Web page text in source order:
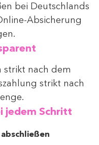
bei Deutschlands
Absicherung
nach dem
strikt nach
jedem Schritt